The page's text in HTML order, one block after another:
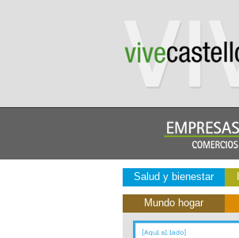
Salud y bienestar
Mundo hogar